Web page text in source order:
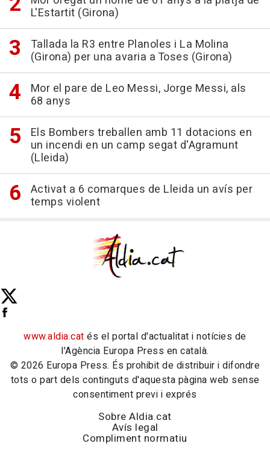
L'Estartit (Girona)
Tallada la R3 entre Planoles i La Molina
(Girona) per una avaria a Toses (Girona)
Mor el pare de Leo Messi, Jorge Messi, als
68 anys
Els Bombers treballen amb 11 dotacions en
un incendi en un camp segat d'Agramunt
(Lleida)
Activat a 6 comarques de Lleida un avís per
temps violent
www.aldia.cat és el portal d'actualitat i notícies de
l'Agència Europa Press en català.
© 2026 Europa Press. És prohibit de distribuir i difondre
tots o part dels continguts d'aquesta pàgina web sense
consentiment previ i exprés
Sobre Aldia.cat
Avís legal
Compliment normatiu